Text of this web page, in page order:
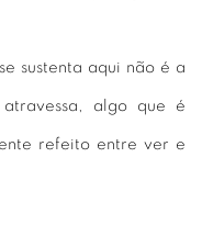
sustenta aqui não é a
algo que é
refeito entre ver e